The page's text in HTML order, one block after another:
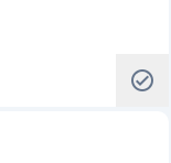
check_circle